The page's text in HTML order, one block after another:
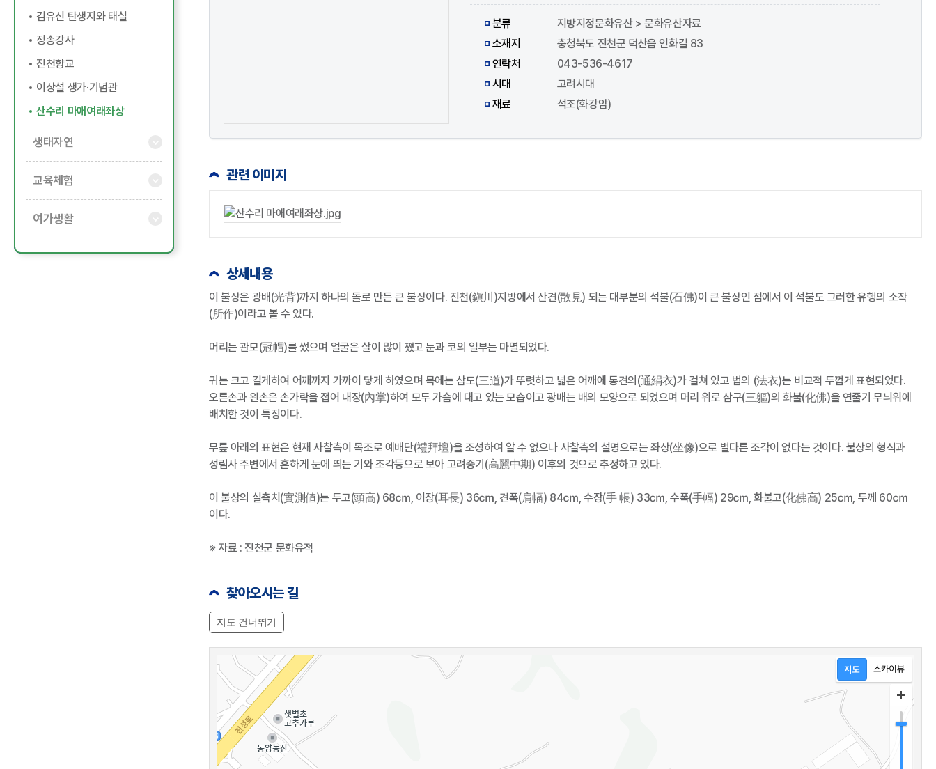
김유신 탄생지와 태실
정송강사
진천향교
이상설 생가‧기념관
산수리 마애여래좌상
생태자연
교육체험
여가생활
분류
지방지정문화유산 > 문화유산자료
소재지
충청북도 진천군 덕산읍 인화길 83
연락처
043-536-4617
시대
고려시대
재료
석조(화강암)
관련 이미지
상세내용
이 불상은 광배(光背)까지 하나의 돌로 만든 큰 불상이다. 진천(鎭川)지방에서 산견(散見) 되는 대부분의 석불(石佛)이 큰 불상인 점에서 이 석불도 그러한 유행의 소작
(所作)이라고 볼 수 있다.
머리는 관모(冠帽)를 썼으며 얼굴은 살이 많이 쪘고 눈과 코의 일부는 마멸되었다.
귀는 크고 길게하여 어깨까지 가까이 닿게 하였으며 목에는 삼도(三道)가 뚜렷하고 넓은 어깨에 통견의(通絹衣)가 걸쳐 있고 법의 (法衣)는 비교적 두껍게 표현되었다.
오른손과 왼손은 손가락을 접어 내장(內掌)하여 모두 가슴에 대고 있는 모습이고 광배는 배의 모양으로 되었으며 머리 위로 삼구(三軀)의 화불(化佛)을 연줄기 무늬위에
배치한 것이 특징이다.
무릎 아래의 표현은 현재 사찰측이 목조로 예배단(禮拜壇)을 조성하여 알 수 없으나 사찰측의 설명으로는 좌상(坐像)으로 별다른 조각이 없다는 것이다. 불상의 형식과
성림사 주변에서 흔하게 눈에 띄는 기와 조각등으로 보아 고려중기(高麗中期) 이후의 것으로 추정하고 있다.
이 불상의 실측치(實測値)는 두고(頭高) 68㎝, 이장(耳長) 36㎝, 견폭(肩幅) 84㎝, 수장(手 帳) 33㎝, 수폭(手幅) 29㎝, 화불고(化佛高) 25㎝, 두께 60㎝
이다.
※ 자료 : 진천군 문화유적
찾아오시는 길
지도 건너뛰기